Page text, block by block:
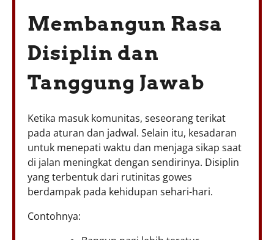
Membangun Rasa
Disiplin dan
Tanggung Jawab
Ketika masuk komunitas, seseorang terikat
pada aturan dan jadwal. Selain itu, kesadaran
untuk menepati waktu dan menjaga sikap saat
di jalan meningkat dengan sendirinya. Disiplin
yang terbentuk dari rutinitas gowes
berdampak pada kehidupan sehari-hari.
Contohnya: